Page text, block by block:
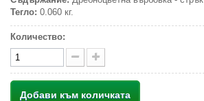
Тегло: 0.060 кг.
Количество:
Добави към количката